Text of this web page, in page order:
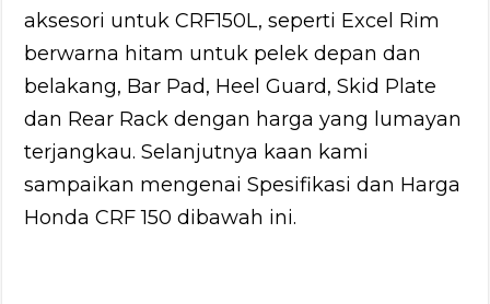
aksesori untuk CRF150L, seperti Excel Rim
berwarna hitam untuk pelek depan dan
belakang, Bar Pad, Heel Guard, Skid Plate
dan Rear Rack dengan harga yang lumayan
terjangkau. Selanjutnya kaan kami
sampaikan mengenai Spesifikasi dan Harga
Honda CRF 150 dibawah ini.